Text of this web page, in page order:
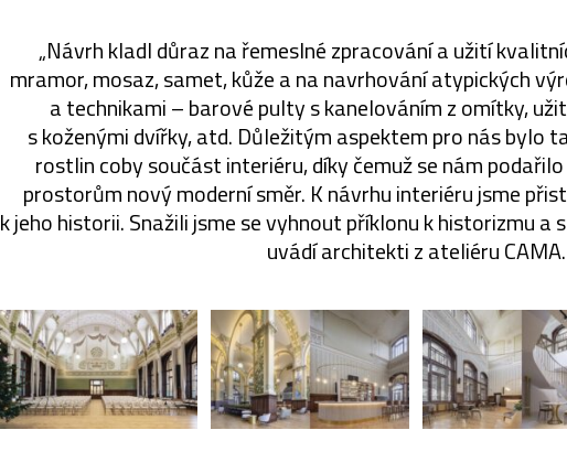
„Návrh kladl důraz na řemeslné zpracování a užití
mramor, mosaz, samet, kůže a na navrhování atypických
a technikami – barové pulty s kanelováním z omítky,
s koženými dvířky, atd. Důležitým aspektem pro nás bylo
rostlin coby součást interiéru, díky čemuž se nám
prostorům nový moderní směr. K návrhu interiéru jsme
k jeho historii. Snažili jsme se vyhnout příklonu k historizmu a
uvádí architekti z ateliéru CAMA.